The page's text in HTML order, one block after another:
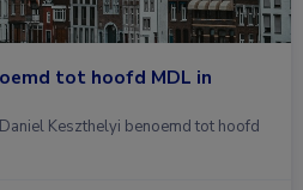
tot hoofd MDL in
Keszthelyi benoemd tot hoofd